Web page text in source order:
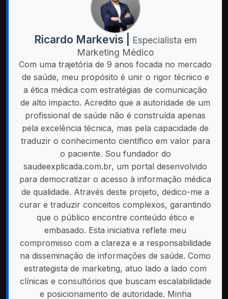
Ricardo Markevis |
Especialista em
Marketing Médico
Com uma trajetória de 9 anos focada no mercado
de saúde, meu propósito é unir o rigor técnico e
a ética médica com estratégias de comunicação
de alto impacto. Acredito que a autoridade de um
profissional de saúde não é construída apenas
pela excelência técnica, mas pela capacidade de
traduzir o conhecimento científico em valor para
o paciente. Sou fundador do
saudeexplicada.com.br, um portal desenvolvido
para democratizar o acesso à informação médica
de qualidade. Através deste projeto, dedico-me a
curar e traduzir conceitos complexos, garantindo
que o público encontre conteúdo ético e
embasado. Esta iniciativa reflete meu
compromisso com a clareza e a responsabilidade
na disseminação de informações de saúde. Como
estrategista de marketing, atuo lado a lado com
clínicas e consultórios que buscam escalabilidade
e posicionamento de autoridade. Minha